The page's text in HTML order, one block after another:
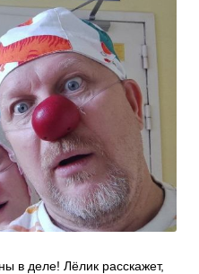
в деле! Лёлик расскажет,